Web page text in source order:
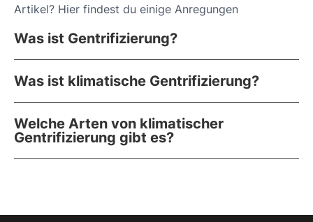
Artikel? Hier findest du einige Anregungen
Was ist Gentrifizierung?
Was ist klimatische Gentrifizierung?
Welche Arten von klimatischer
Gentrifizierung gibt es?